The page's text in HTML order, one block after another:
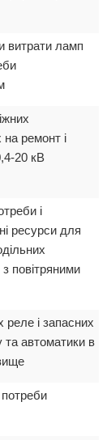
витрати ламп
на ремонт і
20 кВ
і
ресурси для
повітряними
і запасних
та автоматики в